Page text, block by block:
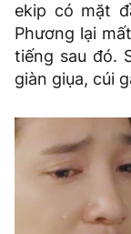
ekip có mặt
Phương lại
tiếng sau đó.
giàn giụa, cúi